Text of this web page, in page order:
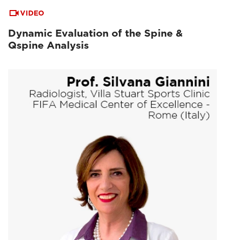
VIDEO
Dynamic Evaluation of the Spine &
Qspine Analysis